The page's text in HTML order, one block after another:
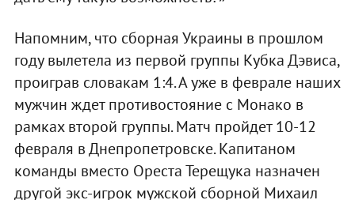
Напомним, что сборная Украины в прошлом
году вылетела из первой группы Кубка Дэвиса,
проиграв словакам 1:4. А уже в феврале наших
мужчин ждет противостояние с Монако в
рамках второй группы. Матч пройдет 10-12
февраля в Днепропетровске. Капитаном
команды вместо Ореста Терещука назначен
другой экс-игрок мужской сборной Михаил